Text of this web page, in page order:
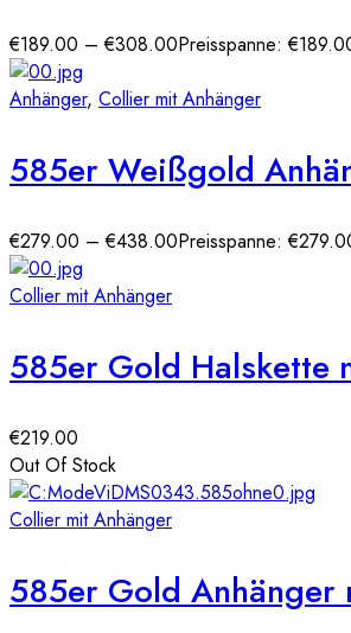
€189.00 –€308.00Preisspanne:
Anhänger, Collier mit Anhänger
€279.00 –€438.00Preisspanne:
Collier mit Anhänger
€219.00
Out Of Stock
Collier mit Anhänger